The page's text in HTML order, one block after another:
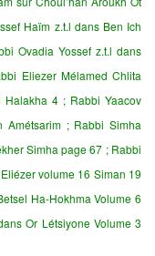
Haïm z.t.l dans Ben Ich
Ovadia Yossef z.t.l dans
Eliezer Mélamed Chlita
Halakha 4 ; Rabbi Yaacov
Amétsarim ; Rabbi Simha
Simha page 67 ; Rabbi
volume 16 Siman 19
Ha-Hokhma Volume 6
Or Létsiyone Volume 3